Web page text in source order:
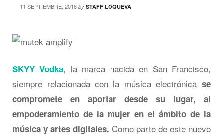
11 SEPTIEMBRE, 2018 by STAFF LOQUEVA
SKYY Vodka, la marca nacida en San Francisco,
siempre relacionada con la música electrónica se
compromete en aportar desde su lugar, al
empoderamiento de la mujer en el ámbito de la
música y artes digitales. Como parte de este nuevo